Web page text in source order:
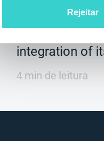
Rejeitar
trade-in easier
online and
integration of
4 min de leitura